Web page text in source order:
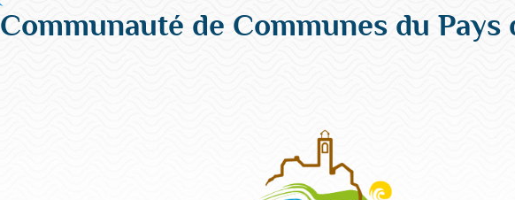
Communauté de Communes du Pays